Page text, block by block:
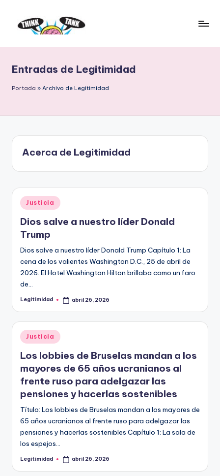
Saltar
P
r
e
c
t
o
L
E
G
T
M
I
D
A
D
Entradas de Legitimidad
Portada » Archivo de Legitimidad
Acerca de Legitimidad
Publicado
en
Justicia
Dios salve a nuestro líder Donald
Trump
Dios salve a nuestro líder Donald Trump Capítulo 1: La
cena de los valientes Washington D.C., 25 de abril de
2026. El Hotel Washington Hilton brillaba como un faro
de…
Publicado
Legitimidad abril 26, 2026
Publicado
en
Justicia
Los lobbies de Bruselas mandan a los
mayores de 65 años ucranianos al
frente ruso para adelgazar las
pensiones y hacerlas sostenibles
Título: Los lobbies de Bruselas mandan a los mayores de
65 años ucranianos al frente ruso para adelgazar las
pensiones y hacerlas sostenibles Capítulo 1: La sala de
los espejos…
Publicado
Legitimidad abril 26, 2026